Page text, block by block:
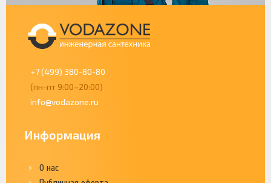
+7 (499) 380-80-80
(пн-пт 9:00–20:00)
info@vodazone.ru
Информация
О нас